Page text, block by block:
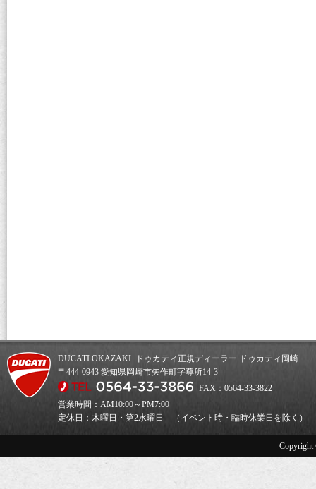
DUCATI OKAZAKI ドゥカティ正規ディーラー ドゥカティ岡崎
〒444-0943 愛知県岡崎市矢作町字尊所14-3
FAX：0564-33-3822
営業時間：AM10:00～PM7:00
定休日：木曜日・第2水曜日 （イベント時・臨時休業日を除く）